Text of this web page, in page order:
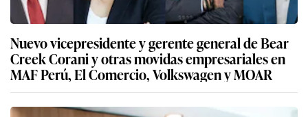
Nuevo vicepresidente y gerente general de Bear
Creek Corani y otras movidas empresariales en
MAF Perú, El Comercio, Volkswagen y MOAR